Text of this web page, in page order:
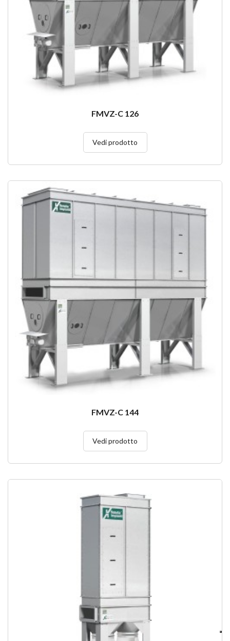
FMVZ-C 126
Vedi prodotto
FMVZ-C 144
Vedi prodotto